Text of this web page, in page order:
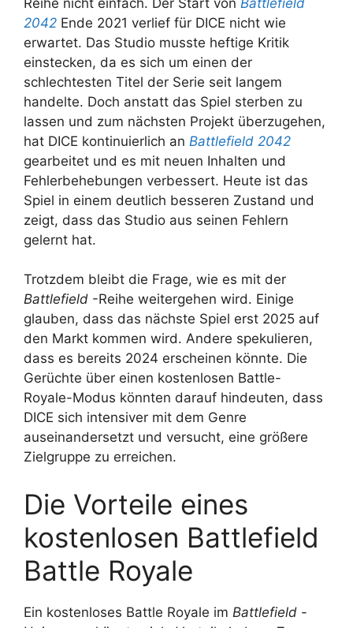
2042 Ende 2021 verlief für DICE nicht wie
erwartet. Das Studio musste heftige Kritik
einstecken, da es sich um einen der
schlechtesten Titel der Serie seit langem
handelte. Doch anstatt das Spiel sterben zu
lassen und zum nächsten Projekt überzugehen,
hat DICE kontinuierlich an Battlefield 2042
gearbeitet und es mit neuen Inhalten und
Fehlerbehebungen verbessert. Heute ist das
Spiel in einem deutlich besseren Zustand und
zeigt, dass das Studio aus seinen Fehlern
gelernt hat.
Trotzdem bleibt die Frage, wie es mit der
Battlefield -Reihe weitergehen wird. Einige
glauben, dass das nächste Spiel erst 2025 auf
den Markt kommen wird. Andere spekulieren,
dass es bereits 2024 erscheinen könnte. Die
Gerüchte über einen kostenlosen Battle-
Royale-Modus könnten darauf hindeuten, dass
DICE sich intensiver mit dem Genre
auseinandersetzt und versucht, eine größere
Zielgruppe zu erreichen.
Die Vorteile eines
kostenlosen Battlefield
Battle Royale
Ein kostenloses Battle Royale im Battlefield -